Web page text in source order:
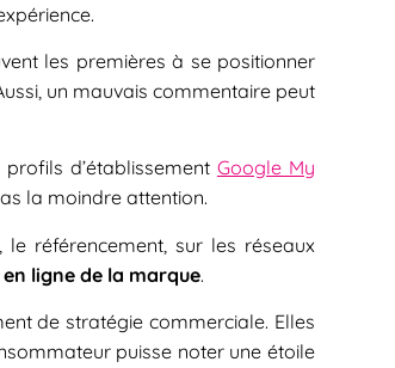
les premières à se positionner
un mauvais commentaire peut
d’établissement Google My
la moindre attention.
référencement, sur les réseaux
ligne de la marque.
de stratégie commerciale. Elles
puisse noter une étoile